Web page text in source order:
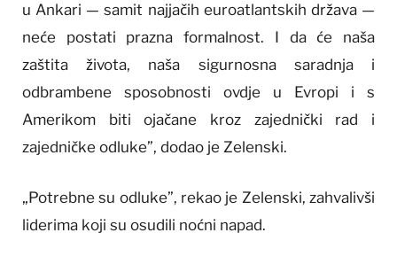
u Ankari — samit najjačih euroatlantskih država —
neće postati prazna formalnost. I da će naša
zaštita života, naša sigurnosna saradnja i
odbrambene sposobnosti ovdje u Evropi i s
Amerikom biti ojačane kroz zajednički rad i
zajedničke odluke”, dodao je Zelenski.
„Potrebne su odluke”, rekao je Zelenski, zahvalivši
liderima koji su osudili noćni napad.